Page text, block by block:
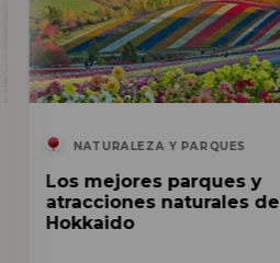
NATURALEZA Y PARQUES
Los mejores parques y
atracciones naturales de
Hokkaido